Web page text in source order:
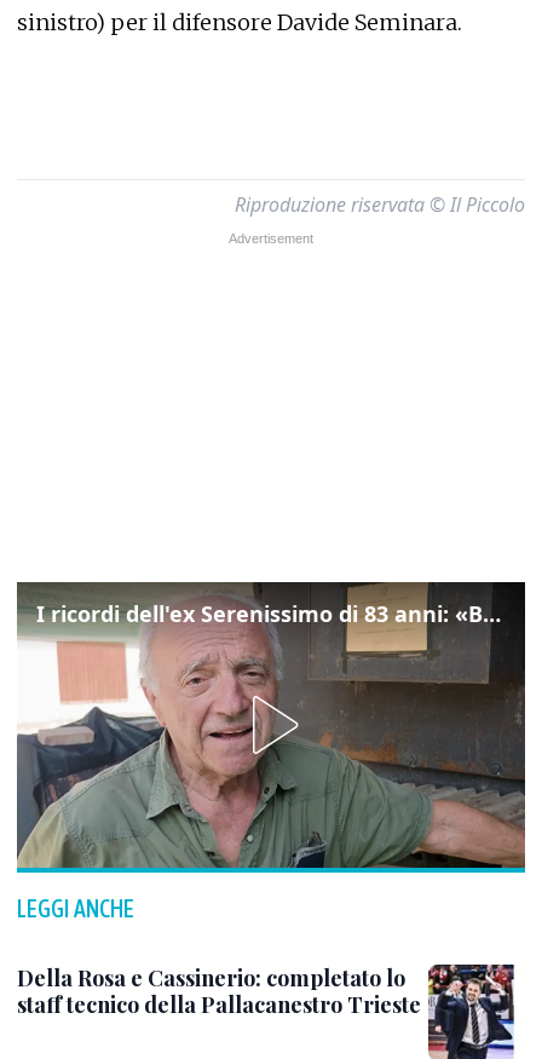
sinistro) per il difensore Davide Seminara.
Riproduzione riservata © Il Piccolo
I ricordi dell'ex Serenissimo di 83 anni: «Bossi geloso di noi, in carcere mi cantavano l’inno di San Marco»
LEGGI ANCHE
Della Rosa e Cassinerio: completato lo
staff tecnico della Pallacanestro Trieste